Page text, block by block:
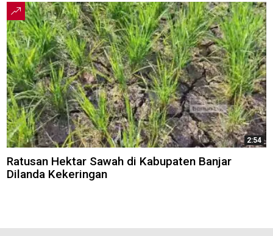
2:54
Ratusan Hektar Sawah di Kabupaten Banjar
Dilanda Kekeringan